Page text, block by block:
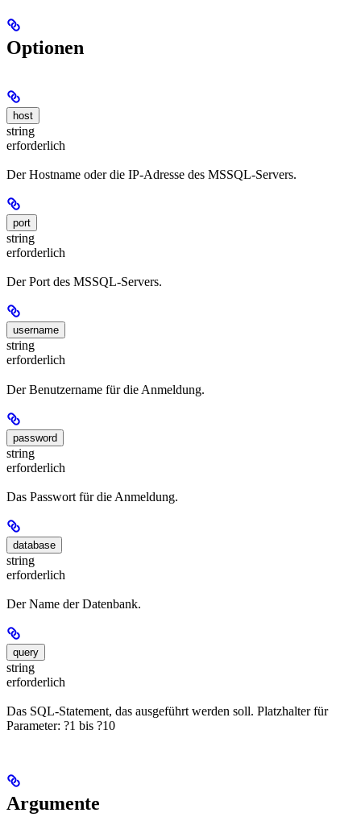
Optionen
host
string
erforderlich
Der Hostname oder die IP-Adresse des MSSQL-Servers.
port
string
erforderlich
Der Port des MSSQL-Servers.
username
string
erforderlich
Der Benutzername für die Anmeldung.
password
string
erforderlich
Das Passwort für die Anmeldung.
database
string
erforderlich
Der Name der Datenbank.
query
string
erforderlich
Das SQL-Statement, das ausgeführt werden soll. Platzhalter für
Parameter: ?1 bis ?10
Argumente